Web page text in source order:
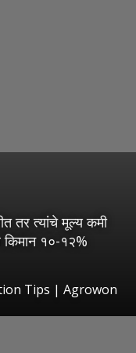
तर त्यांचे मूल्य कमी
किमान १०-१२%
Tips | Agrowon